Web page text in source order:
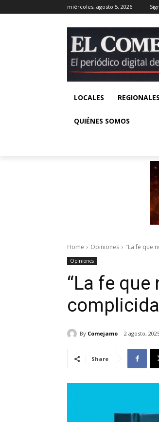
miércoles, agosto 5, 2026
LOCALES REGIONALES
QUIÉNES SOMOS
Home Opiniones "La fe que
Opiniones
“La fe
By Comejamo 2 agosto,
Share